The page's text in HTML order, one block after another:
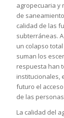
agropecuaria y
de
calidad de las
subterráneas.
un colapso
suman los
respuesta han
institucionales,
futuro el
de las
La calidad del